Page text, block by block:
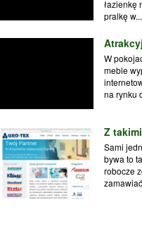
łazienkę
pralkę w...
W
meble
na rynku
Z
Sami
bywa to
robocze